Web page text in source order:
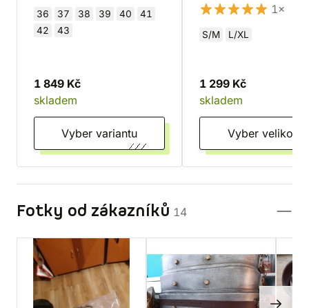
36 37 38 39 40
41
42
43
1 849 Kč
skladem
Vyber variantu
1×
S/M L/XL
1 299 Kč
skladem
Vyber velikost
Fotky od zákazníků 14